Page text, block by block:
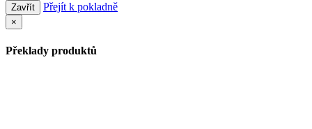
Zavřít Přejít k pokladně
×
Překlady produktů